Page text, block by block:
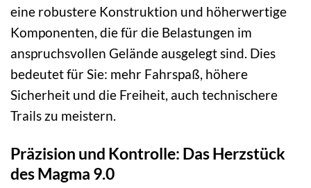
eine robustere Konstruktion und höherwertige
Komponenten, die für die Belastungen im
anspruchsvollen Gelände ausgelegt sind. Dies
bedeutet für Sie: mehr Fahrspaß, höhere
Sicherheit und die Freiheit, auch technischere
Trails zu meistern.
Präzision und Kontrolle: Das Herzstück
des Magma 9.0